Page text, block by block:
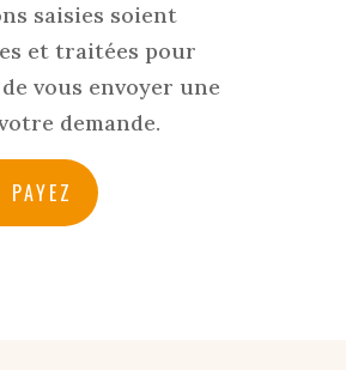
saisies soient
et traitées pour
vous envoyer une
demande.